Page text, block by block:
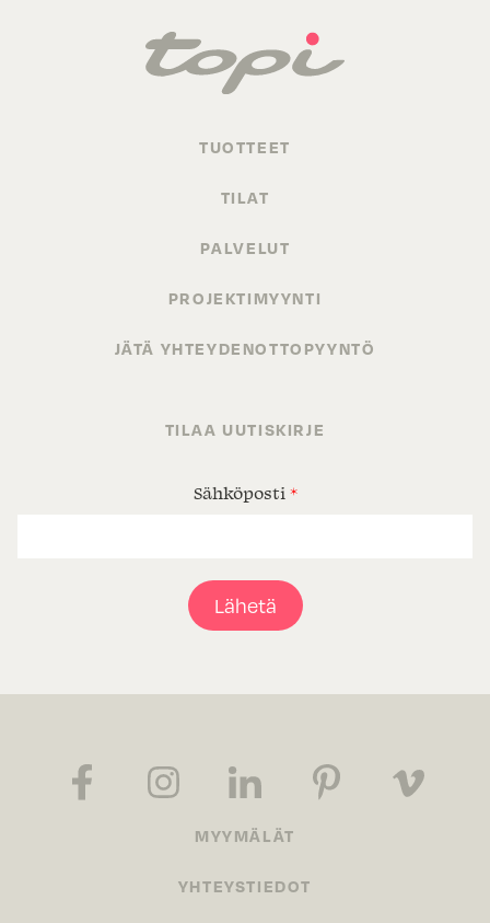
TUOTTEET
TILAT
PALVELUT
PROJEKTIMYYNTI
JÄTÄ YHTEYDENOTTOPYYNTÖ
TILAA UUTISKIRJE
Sähköposti *
Lähetä
MYYMÄLÄT
YHTEYSTIEDOT